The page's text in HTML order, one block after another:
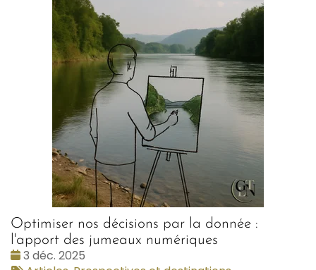
Optimiser nos décisions par la donnée :
l'apport des jumeaux numériques
Date
3 déc. 2025